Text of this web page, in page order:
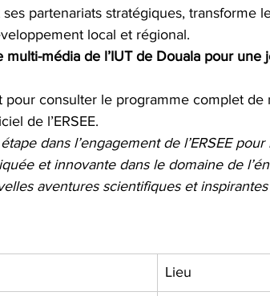
ses partenariats stratégiques, transforme
local et régional.
média de l’IUT de Douala pour une
pour consulter le programme complet de
de l’ERSEE.
dans l’engagement de l’ERSEE pour
et innovante dans le domaine de
aventures scientifiques et inspirantes
Lieu